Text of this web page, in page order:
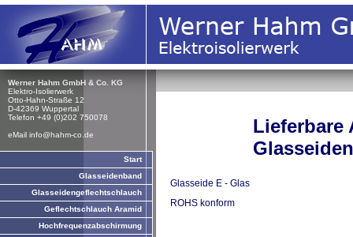
Werner Hahm GmbH & Co. KG
Elektro-Isolierwerk
Otto-Hahn-Straße 12
D-42369 Wuppertal
Telefon +49 (0)202 750078
eMail info@hahm-co.de
Start
Glasseidenband
Glasseidengeflechtschlauch
Geflechtschlauch Aramid
Hochfrequenzabschirmung
Lieferbare
Glasseide E - Glas
ROHS konform